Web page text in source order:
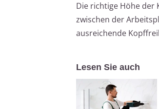
Die richtige Höhe der
zwischen der
ausreichende
Lesen Sie auch